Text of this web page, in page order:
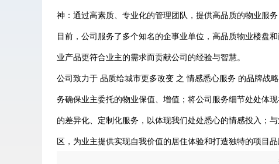
神：通过高素质、专业化的管理团队，提供高品质的物业服务
目前，公司服务了多个知名的企事业单位，高品质物业楼盘
业产品更符合业主的需求而贡献公司的经验与智慧。
公司致力于 品质给城市更多改变 之 情感悉心服务 的品牌战
务确保业主委托的物业保值、增值；将公司服务细节处处体
的差异化、定制化服务，以体现我们处处悉心的情感投入；
区，为业主提供实现自我价值的居住体验和打造独特的项目品
依托于全体业主的携手共建，依托于优秀品牌楼盘，依托于